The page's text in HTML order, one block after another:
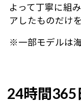
よって丁寧に組
アしたものだけ
※一部モデルは
24時間365